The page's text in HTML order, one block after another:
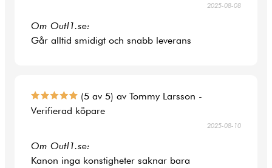
2025-08-08
Om Outl1.se:
Går alltid smidigt och snabb leverans
(5 av 5) av Tommy Larsson -
Verifierad köpare
2025-08-10
Om Outl1.se:
Kanon inga konstigheter saknar bara